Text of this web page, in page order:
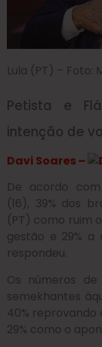
Lula (PT) –
Petista e
intenção de
Davi Soares –
De acordo
(16), 39% dos
(PT) como ruim
gestão e 29% a
respondeu.
Os números
semekhantes
40% reprovando
29% como o